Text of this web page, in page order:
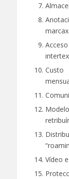
Vídeo